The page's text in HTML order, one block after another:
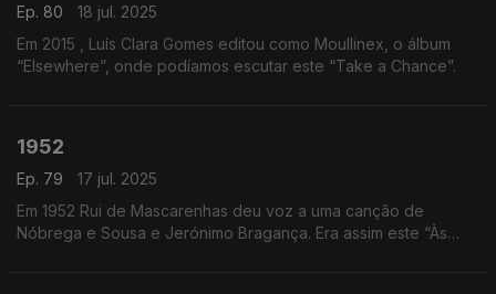
Ep. 80
18 jul. 2025
Em 2015 , Luís Clara Gomes editou como Moullinex, o álbum
“Elsewhere”, onde podíamos escutar este “Take a Chance”.
1952
Ep. 79
17 jul. 2025
Em 1952 Rui de Mascarenhas deu voz a uma canção de
Nóbrega e Sousa e Jerónimo Bragança. Era assim este “Às